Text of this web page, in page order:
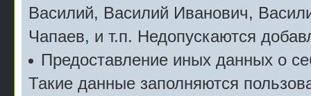
Василий, Василий Иванович,
Чапаев, и т.п. Недопускаются
Предоставление иных данных о
Такие данные заполняются